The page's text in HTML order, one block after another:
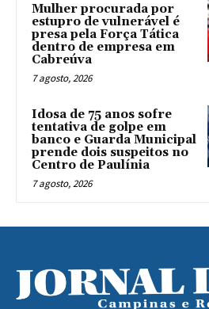
Mulher procurada por
estupro de vulnerável é
presa pela Força Tática
dentro de empresa em
Cabreúva
7 agosto, 2026
Idosa de 75 anos sofre
tentativa de golpe em
banco e Guarda Municipal
prende dois suspeitos no
Centro de Paulínia
7 agosto, 2026